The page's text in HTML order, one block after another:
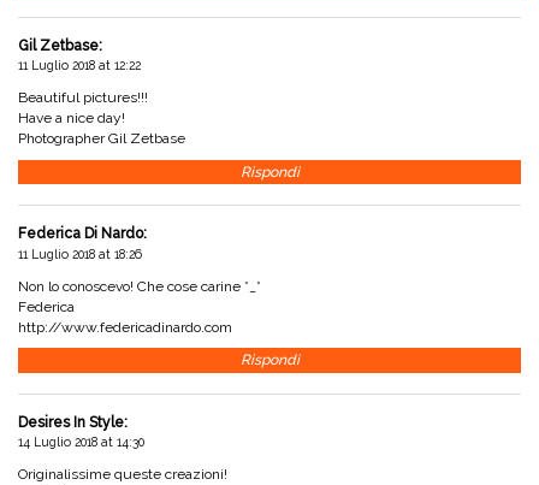
Gil Zetbase:
11 Luglio 2018 at 12:22
Beautiful pictures!!!
Have a nice day!
Photographer Gil Zetbase
Rispondi
Federica Di Nardo:
11 Luglio 2018 at 18:26
Non lo conoscevo! Che cose carine *_*
Federica
http://www.federicadinardo.com
Rispondi
Desires In Style:
14 Luglio 2018 at 14:30
Originalissime queste creazioni!